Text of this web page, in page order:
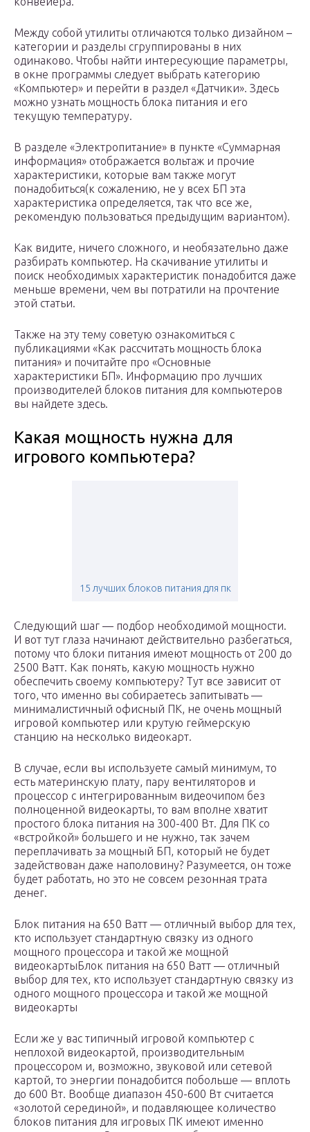
Между собой утилиты отличаются только дизайном –
категории и разделы сгруппированы в них
одинаково. Чтобы найти интересующие параметры,
в окне программы следует выбрать категорию
«Компьютер» и перейти в раздел «Датчики». Здесь
можно узнать мощность блока питания и его
текущую температуру.
В разделе «Электропитание» в пункте «Суммарная
информация» отображается вольтаж и прочие
характеристики, которые вам также могут
понадобиться(к сожалению, не у всех БП эта
характеристика определяется, так что все же,
рекомендую пользоваться предыдущим вариантом).
Как видите, ничего сложного, и необязательно даже
разбирать компьютер. На скачивание утилиты и
поиск необходимых характеристик понадобится даже
меньше времени, чем вы потратили на прочтение
этой статьи.
Также на эту тему советую ознакомиться с
публикациями «Как рассчитать мощность блока
питания» и почитайте про «Основные
характеристики БП». Информацию про лучших
производителей блоков питания для компьютеров
вы найдете здесь.
Какая мощность нужна для
игрового компьютера?
15 лучших блоков питания для пк
Следующий шаг — подбор необходимой мощности.
И вот тут глаза начинают действительно разбегаться,
потому что блоки питания имеют мощность от 200 до
2500 Ватт. Как понять, какую мощность нужно
обеспечить своему компьютеру? Тут все зависит от
того, что именно вы собираетесь запитывать —
минималистичный офисный ПК, не очень мощный
игровой компьютер или крутую геймерскую
станцию на несколько видеокарт.
В случае, если вы используете самый минимум, то
есть материнскую плату, пару вентиляторов и
процессор с интегрированным видеочипом без
полноценной видеокарты, то вам вполне хватит
простого блока питания на 300-400 Вт. Для ПК со
«встройкой» большего и не нужно, так зачем
переплачивать за мощный БП, который не будет
задействован даже наполовину? Разумеется, он тоже
будет работать, но это не совсем резонная трата
денег.
Блок питания на 650 Ватт — отличный выбор для тех,
кто использует стандартную связку из одного
мощного процессора и такой же мощной
видеокартыБлок питания на 650 Ватт — отличный
выбор для тех, кто использует стандартную связку из
одного мощного процессора и такой же мощной
видеокарты
Если же у вас типичный игровой компьютер с
неплохой видеокартой, производительным
процессором и, возможно, звуковой или сетевой
картой, то энергии понадобится побольше — вплоть
до 600 Вт. Вообще диапазон 450-600 Вт считается
«золотой серединой», и подавляющее количество
блоков питания для игровых ПК имеют именно